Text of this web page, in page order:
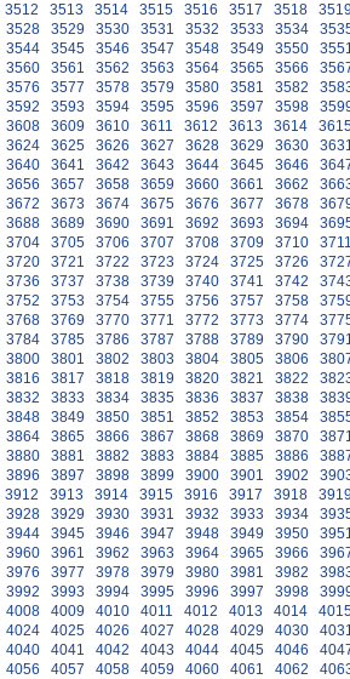
3512 3513 3514 3515 3516 3517 3518
3528 3529 3530 3531 3532 3533 3534
3544 3545 3546 3547 3548 3549 3550
3560 3561 3562 3563 3564 3565 3566
3576 3577 3578 3579 3580 3581 3582
3592 3593 3594 3595 3596 3597 3598
3608 3609 3610 3611 3612 3613 3614
3624 3625 3626 3627 3628 3629 3630
3640 3641 3642 3643 3644 3645 3646
3656 3657 3658 3659 3660 3661 3662
3672 3673 3674 3675 3676 3677 3678
3688 3689 3690 3691 3692 3693 3694
3704 3705 3706 3707 3708 3709 3710
3720 3721 3722 3723 3724 3725 3726
3736 3737 3738 3739 3740 3741 3742
3752 3753 3754 3755 3756 3757 3758
3768 3769 3770 3771 3772 3773 3774
3784 3785 3786 3787 3788 3789 3790
3800 3801 3802 3803 3804 3805 3806
3816 3817 3818 3819 3820 3821 3822
3832 3833 3834 3835 3836 3837 3838
3848 3849 3850 3851 3852 3853 3854
3864 3865 3866 3867 3868 3869 3870
3880 3881 3882 3883 3884 3885 3886
3896 3897 3898 3899 3900 3901 3902
3912 3913 3914 3915 3916 3917 3918
3928 3929 3930 3931 3932 3933 3934
3944 3945 3946 3947 3948 3949 3950
3960 3961 3962 3963 3964 3965 3966
3976 3977 3978 3979 3980 3981 3982
3992 3993 3994 3995 3996 3997 3998
4008 4009 4010 4011 4012 4013 4014
4024 4025 4026 4027 4028 4029 4030
4040 4041 4042 4043 4044 4045 4046
4056 4057 4058 4059 4060 4061 4062